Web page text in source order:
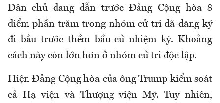
Dân chủ đang dẫn trước Đảng Cộng hòa 8
điểm phần trăm trong nhóm cử tri đã đăng ký
đi bầu trước thềm bầu cử nhiệm kỳ. Khoảng
cách này còn lớn hơn ở nhóm cử tri độc lập.
Hiện Đảng Cộng hòa của ông Trump kiểm soát
cả Hạ viện và Thượng viện Mỹ. Tuy nhiên,